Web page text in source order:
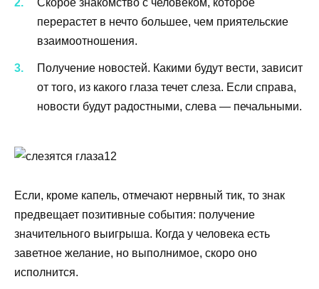
Скорое знакомство с человеком, которое
перерастет в нечто большее, чем приятельские
взаимоотношения.
Получение новостей. Какими будут вести, зависит
от того, из какого глаза течет слеза. Если справа,
новости будут радостными, слева — печальными.
Если, кроме капель, отмечают нервный тик, то знак
предвещает позитивные события: получение
значительного выигрыша. Когда у человека есть
заветное желание, но выполнимое, скоро оно
исполнится.